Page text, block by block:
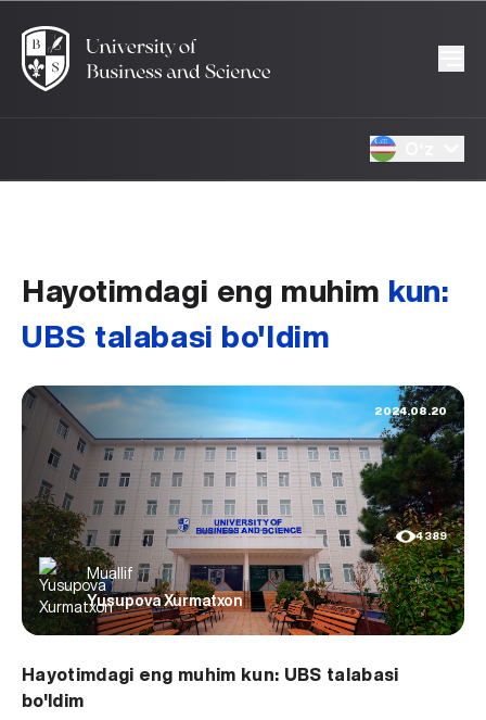
Hayotimdagi eng muhim kun:
UBS talabasi bo'ldim
2024.08.20
Muallif
Yusupova Xurmatxon
4389
Hayotimdagi eng muhim kun: UBS talabasi
bo'ldim